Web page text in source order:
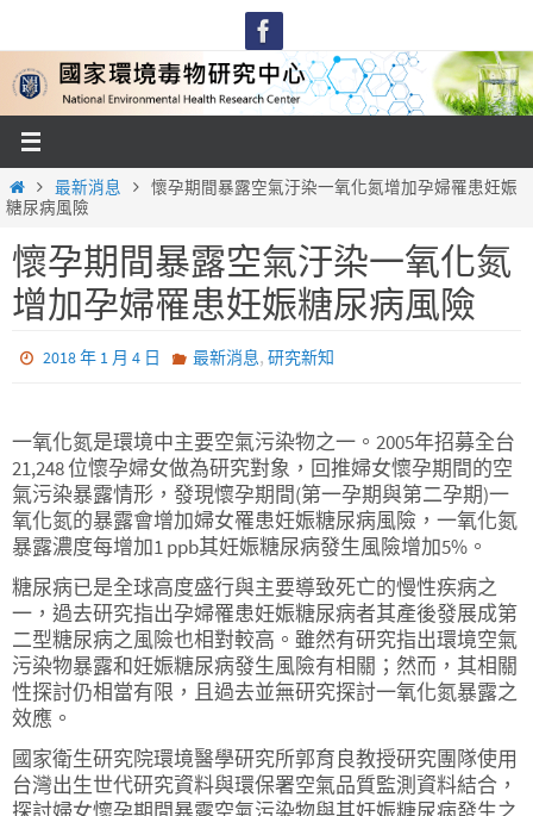
content
Home最新消息
懷孕期間暴露空氣汙染一氧化氮增加孕婦罹患妊娠
糖尿病風險
懷孕期間暴露空氣汙染一氧化氮
增加孕婦罹患妊娠糖尿病風險
2018 年 1 月 4 日 最新消息, 研究新知
一氧化氮是環境中主要空氣污染物之一。2005年招募全台
21,248 位懷孕婦女做為研究對象，回推婦女懷孕期間的空
氣污染暴露情形，發現懷孕期間(第一孕期與第二孕期)一
氧化氮的暴露會增加婦女罹患妊娠糖尿病風險，一氧化氮
暴露濃度每增加1 ppb其妊娠糖尿病發生風險增加5%。
糖尿病已是全球高度盛行與主要導致死亡的慢性疾病之
一，過去研究指出孕婦罹患妊娠糖尿病者其產後發展成第
二型糖尿病之風險也相對較高。雖然有研究指出環境空氣
污染物暴露和妊娠糖尿病發生風險有相關；然而，其相關
性探討仍相當有限，且過去並無研究探討一氧化氮暴露之
效應。
國家衛生研究院環境醫學研究所郭育良教授研究團隊使用
台灣出生世代研究資料與環保署空氣品質監測資料結合，
探討婦女懷孕期間暴露空氣污染物與其妊娠糖尿病發生之